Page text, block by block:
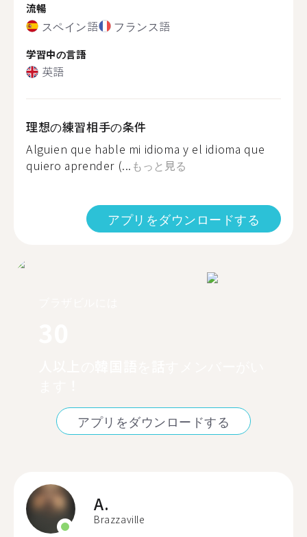
流暢
スペイン語 フランス語
学習中の言語
英語
理想の練習相手の条件
Alguien que hable mi idioma y el idioma que
quiero aprender (... もっと見る
アプリをダウンロードする
アプリをダウンロードする
A.
Brazzaville